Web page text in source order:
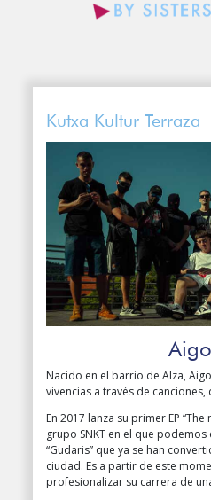
Kutxa Kultur Terraza
Nacido en el barrio de Alza,
vivencias a través de
En 2017 lanza su primer EP
grupo SNKT en el que
“Gudaris” que ya se han
ciudad. Es a partir de este
profesionalizar su carrera de